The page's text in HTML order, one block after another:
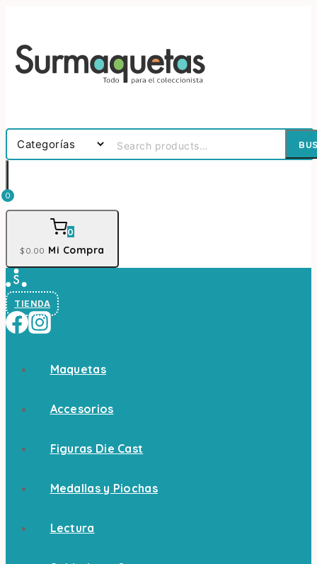
0
0
$0 .00 Mi Compra
TIENDA
Maquetas
Accesorios
Figuras Die Cast
Medallas y Piochas
Lectura